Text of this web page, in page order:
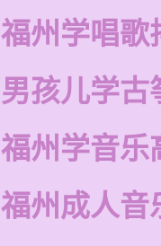
福州学唱歌
男孩儿学古
福州学音乐
福州成人音